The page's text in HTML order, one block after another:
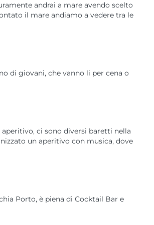
andrai a mare avendo scelto
il mare andiamo a vedere tra le
di giovani, che vanno li per cena o
ci sono diversi baretti nella
un aperitivo con musica, dove
Porto, è piena di Cocktail Bar e